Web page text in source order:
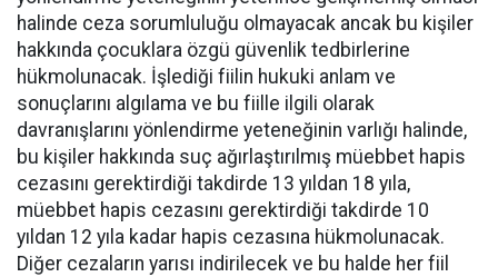
halinde ceza sorumluluğu olmayacak ancak bu kişiler
hakkında çocuklara özgü güvenlik tedbirlerine
hükmolunacak. İşlediği fiilin hukuki anlam ve
sonuçlarını algılama ve bu fiille ilgili olarak
davranışlarını yönlendirme yeteneğinin varlığı halinde,
bu kişiler hakkında suç ağırlaştırılmış müebbet hapis
cezasını gerektirdiği takdirde 13 yıldan 18 yıla,
müebbet hapis cezasını gerektirdiği takdirde 10
yıldan 12 yıla kadar hapis cezasına hükmolunacak.
Diğer cezaların yarısı indirilecek ve bu halde her fiil